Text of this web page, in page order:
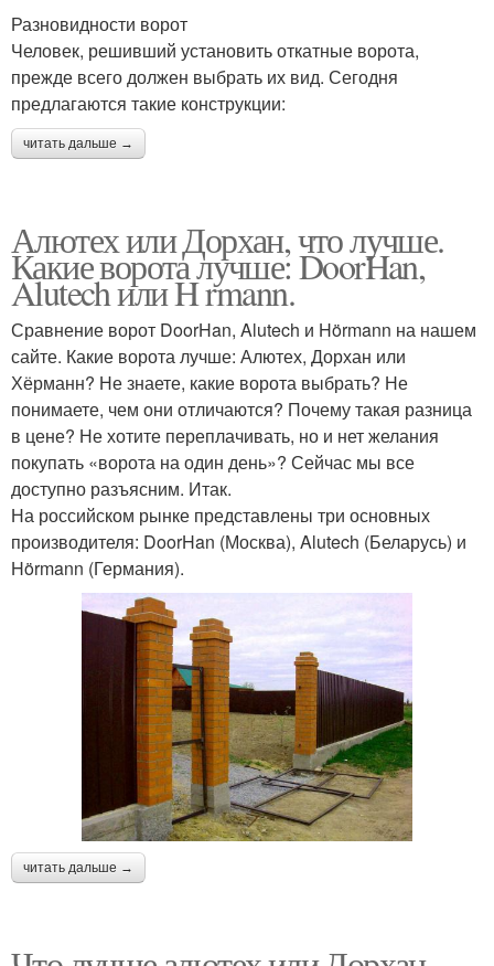
Разновидности ворот
Человек, решивший установить откатные ворота,
прежде всего должен выбрать их вид. Сегодня
предлагаются такие конструкции:
читать дальше →
Алютех или Дорхан, что лучше.
Какие ворота лучше: DoorHan,
Alutech или H rmann.
Сравнение ворот DoorHan, Alutech и Hörmann на нашем
сайте. Какие ворота лучше: Алютех, Дорхан или
Хёрманн? Не знаете, какие ворота выбрать? Не
понимаете, чем они отличаются? Почему такая разница
в цене? Не хотите переплачивать, но и нет желания
покупать «ворота на один день»? Сейчас мы все
доступно разъясним. Итак.
На российском рынке представлены три основных
производителя: DoorHan (Москва), Alutech (Беларусь) и
Hörmann (Германия).
читать дальше →